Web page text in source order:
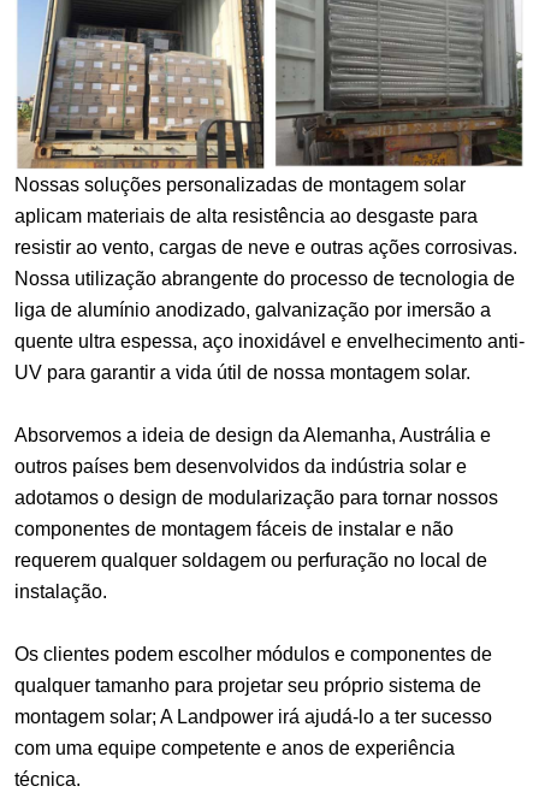
Nossas soluções personalizadas de montagem solar
aplicam materiais de alta resistência ao desgaste para
resistir ao vento, cargas de neve e outras ações corrosivas.
Nossa utilização abrangente do processo de tecnologia de
liga de alumínio anodizado, galvanização por imersão a
quente ultra espessa, aço inoxidável e envelhecimento anti-
UV para garantir a vida útil de nossa montagem solar.
Absorvemos a ideia de design da Alemanha, Austrália e
outros países bem desenvolvidos da indústria solar e
adotamos o design de modularização para tornar nossos
componentes de montagem fáceis de instalar e não
requerem qualquer soldagem ou perfuração no local de
instalação.
Os clientes podem escolher módulos e componentes de
qualquer tamanho para projetar seu próprio sistema de
montagem solar; A Landpower irá ajudá-lo a ter sucesso
com uma equipe competente e anos de experiência
técnica.